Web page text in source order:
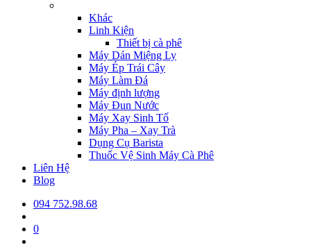
Khác
Linh Kiện
Thiết bị cà phê
Máy Dán Miệng Ly
Máy Ép Trái Cây
Máy Làm Đá
Máy định lượng
Máy Đun Nước
Máy Xay Sinh Tố
Máy Pha – Xay Trà
Dụng Cụ Barista
Thuốc Vệ Sinh Máy Cà Phê
Liên Hệ
Blog
094 752.98.68
0